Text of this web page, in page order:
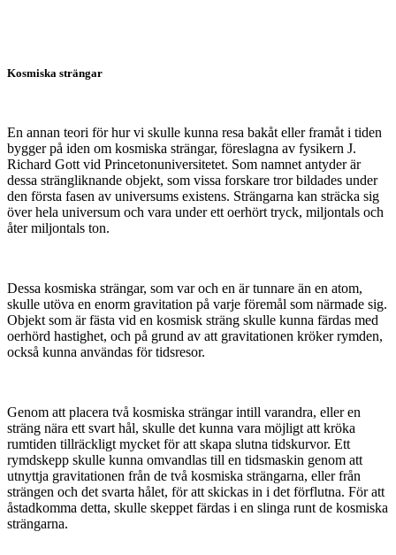
Kosmiska strängar
En annan teori för hur vi skulle kunna resa bakåt eller framåt i tiden
bygger på iden om kosmiska strängar, föreslagna av fysikern J.
Richard Gott vid Princetonuniversitetet. Som namnet antyder är
dessa strängliknande objekt, som vissa forskare tror bildades under
den första fasen av universums existens. Strängarna kan sträcka sig
över hela universum och vara under ett oerhört tryck, miljontals och
åter miljontals ton.
Dessa kosmiska strängar, som var och en är tunnare än en atom,
skulle utöva en enorm gravitation på varje föremål som närmade sig.
Objekt som är fästa vid en kosmisk sträng skulle kunna färdas med
oerhörd hastighet, och på grund av att gravitationen kröker rymden,
också kunna användas för tidsresor.
Genom att placera två kosmiska strängar intill varandra, eller en
sträng nära ett svart hål, skulle det kunna vara möjligt att kröka
rumtiden tillräckligt mycket för att skapa slutna tidskurvor. Ett
rymdskepp skulle kunna omvandlas till en tidsmaskin genom att
utnyttja gravitationen från de två kosmiska strängarna, eller från
strängen och det svarta hålet, för att skickas in i det förflutna. För att
åstadkomma detta, skulle skeppet färdas i en slinga runt de kosmiska
strängarna.